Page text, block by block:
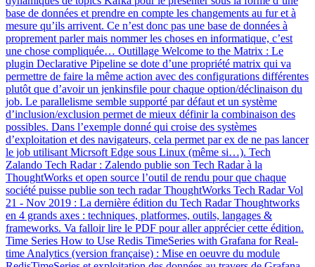
base de données et prendre en compte les changements au fur et à
mesure qu’ils arrivent. Ce n’est donc pas une base de données à
proprement parler mais nommer les choses en informatique, c’est
une chose compliquée… Outillage Welcome to the Matrix : Le
plugin Declarative Pipeline se dote d’une propriété matrix qui va
permettre de faire la même action avec des configurations différentes
plutôt que d’avoir un jenkinsfile pour chaque option/déclinaison du
job. Le parallelisme semble supporté par défaut et un système
d’inclusion/exclusion permet de mieux définir la combinaison des
possibles. Dans l’exemple donné qui croise des systèmes
d’exploitation et des navigateurs, cela permet par ex de ne pas lancer
le job utilisant Micrsoft Edge sous Linux (même si…). Tech
Zalando Tech Radar : Zalendo publie son Tech Radar à la
ThoughtWorks et open source l’outil de rendu pour que chaque
société puisse publie son tech radar ThoughtWorks Tech Radar Vol
21 - Nov 2019 : La dernière édition du Tech Radar Thoughtworks
en 4 grands axes : techniques, platformes, outils, langages &
frameworks. Va falloir lire le PDF pour aller apprécier cette édition.
Time Series How to Use Redis TimeSeries with Grafana for Real-
time Analytics (version française) : Mise en oeuvre du module